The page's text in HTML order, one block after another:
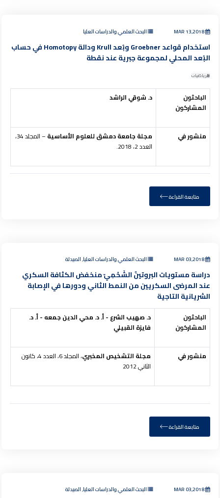
MAR 13,2018 البحث العلمي والدراسات العليا
استخدام قواعد Groebner وبُعد Krull ودالة Homotopy في حساب
البُعد المحلي لمجموعة جبرية عند نقطة
الرياضيات
الباحثون
المشاركون
د. شوقي الراشد
منشور في مجلة جامعة دمشق للعلوم الأساسية
– المجلد 34،
العدد 2، 2018.
متابعة القراءة
MAR 03,2018 البحث العلمي والدراسات العليا, الصيدلة
دراسة مستويات البروتينٌ الشَحْمِيّ منخفض الكثافة السكري
عند المرضى السكريين من النمط الثاني ودورها في الإصابة
الشريانية التاجية
الباحثون
المشاركون
د. صهيب الشرع - أ. د. محي الدين جمعه - أ. د.
فايزة القبيلي
منشور في مجلة التشخيص المخبري
، المجلد 6، العدد 4، كانون
الثاني 2012
متابعة القراءة
MAR 03,2018 البحث العلمي والدراسات العليا, الصيدلة